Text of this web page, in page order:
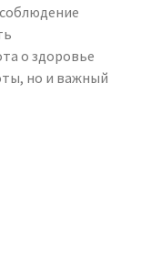
о здоровье
но и важный